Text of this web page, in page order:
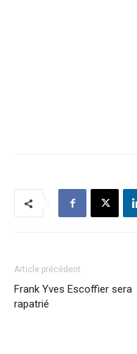
Article précédent
Frank Yves Escoffier sera
rapatrié